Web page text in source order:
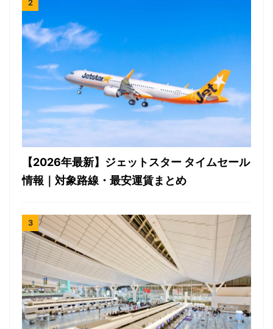
【2026年最新】ジェットスター タイムセール
情報｜対象路線・最安運賃まとめ